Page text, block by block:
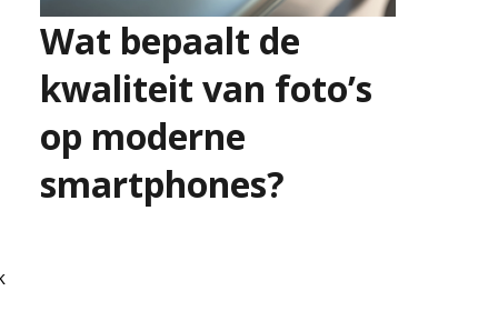
Wat bepaalt de
kwaliteit van foto’s
op moderne
smartphones?